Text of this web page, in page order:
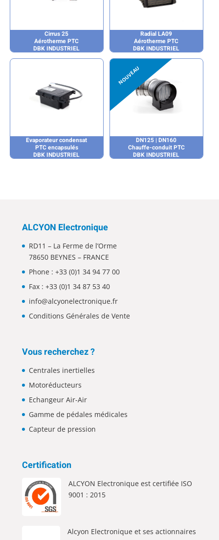
Cirrus 25
Aérotherme PTC
DBK INDUSTRIEL
Radial LA09
Aérotherme PTC
DBK INDUSTRIEL
Evaporateur condensat
PTC encapsulés
DBK INDUSTRIEL
DN125 | DN160
Chauffe-conduit PTC
DBK INDUSTRIEL
ALCYON Electronique
RD11 – La Ferme de l’Orme
78650 BEYNES – FRANCE
Phone : +33 (0)1 34 94 77 00
Fax : +33 (0)1 34 87 53 40
info@alcyonelectronique.fr
Conditions Générales de Vente
Vous recherchez ?
Centrales inertielles
Motoréducteurs
Echangeur Air-Air
Gamme de pédales médicales
Capteur de pression
Certification
ALCYON Electronique est certifiée ISO
9001 : 2015
Alcyon Electronique et ses actionnaires